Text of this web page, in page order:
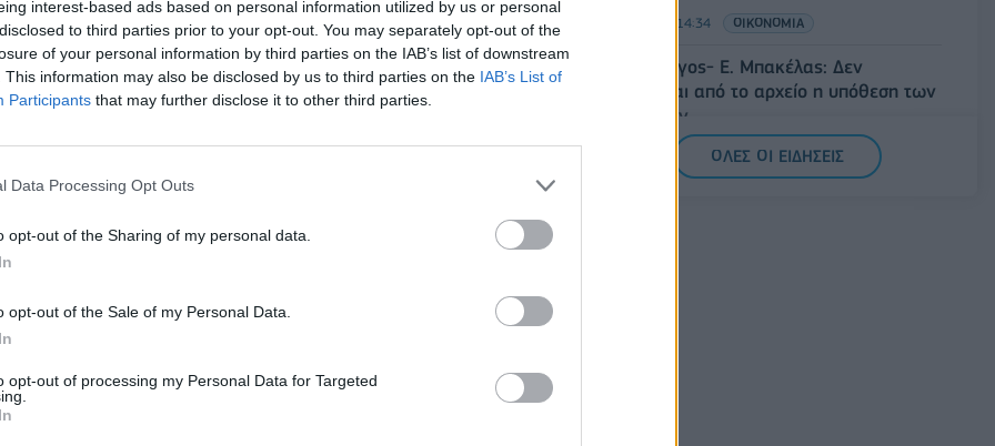
interest-based ads based on personal information utilized by us or personal
to third parties prior to your opt-out. You may separately opt-out of the
of your personal information by third parties on the IAB’s list of downstream
This information may also be disclosed by us to third parties on the IAB’s List of
Participants that may further disclose it to other third parties.
Data Processing Opt Outs
opt-out of the Sharing of my personal data.
opt-out of the Sale of my Personal Data.
opt-out of processing my Personal Data for Targeted
07/08/2026 - 14:34 ΟΙΚΟΝΟΜΙΑ
Άρειος Πάγος- Ε. Μπακέλας: Δεν
ανασύρεται από το αρχείο η υπόθεση των
υποκλοπών
07/08/2026 - 14:11 ΕΛΛΑΔΑ
ΟΛΕΣ ΟΙ ΕΙΔΗΣΕΙΣ